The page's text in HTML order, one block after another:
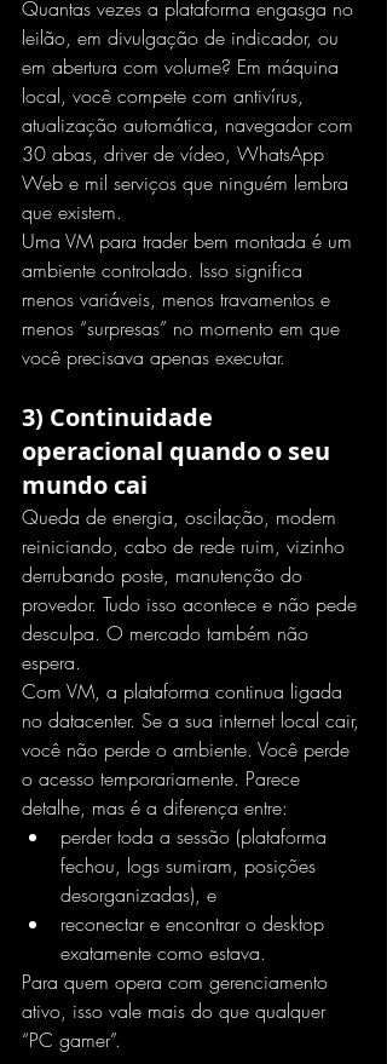
Quantas vezes a plataforma engasga no
leilão, em divulgação de indicador, ou
em abertura com volume? Em máquina
local, você compete com antivírus,
atualização automática, navegador com
30 abas, driver de vídeo, WhatsApp
Web e mil serviços que ninguém lembra
que existem.
Uma VM para trader bem montada é um
ambiente controlado. Isso significa
menos variáveis, menos travamentos e
menos “surpresas” no momento em que
você precisava apenas executar.
3) Continuidade
operacional quando o seu
mundo cai
Queda de energia, oscilação, modem
reiniciando, cabo de rede ruim, vizinho
derrubando poste, manutenção do
provedor. Tudo isso acontece e não pede
desculpa. O mercado também não
espera.
Com VM, a plataforma continua ligada
no datacenter. Se a sua internet local cair,
você não perde o ambiente. Você perde
o acesso temporariamente. Parece
detalhe, mas é a diferença entre:
perder toda a sessão (plataforma
fechou, logs sumiram, posições
desorganizadas), e
reconectar e encontrar o desktop
exatamente como estava.
Para quem opera com gerenciamento
ativo, isso vale mais do que qualquer
“PC gamer”.